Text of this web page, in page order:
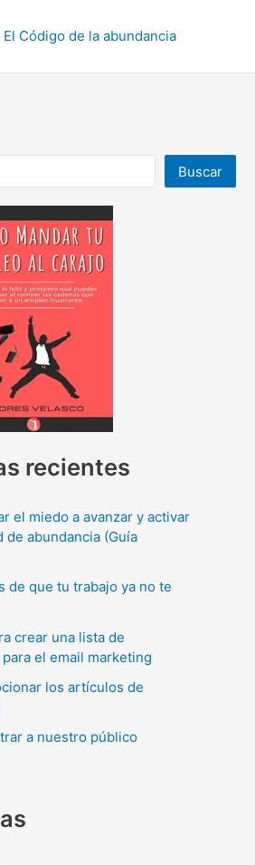
El Código de la abundancia
Buscar
recientes
el miedo a avanzar y activar
de abundancia (Guía
de que tu trabajo ya no te
crear una lista de
el email marketing
los artículos de
a nuestro público